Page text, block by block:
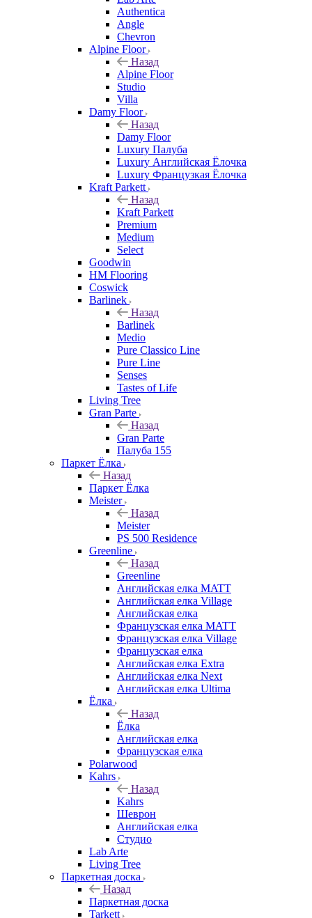
Authentica
Angle
Chevron
Alpine Floor
Назад
Alpine Floor
Studio
Villa
Damy Floor
Назад
Damy Floor
Luxury Палуба
Luxury Английская Ёлочка
Luxury Французкая Ёлочка
Kraft Parkett
Назад
Kraft Parkett
Premium
Medium
Select
Goodwin
HM Flooring
Coswick
Barlinek
Назад
Barlinek
Medio
Pure Classico Line
Pure Line
Senses
Tastes of Life
Living Tree
Gran Parte
Назад
Gran Parte
Палуба 155
Паркет Ёлка
Назад
Паркет Ёлка
Meister
Назад
Meister
PS 500 Residence
Greenline
Назад
Greenline
Английская елка MATT
Английская елка Village
Английская елка
Французская елка MATT
Французская елка Village
Французская елка
Английская елка Extra
Английская елка Next
Английская елка Ultima
Ёлка
Назад
Ёлка
Английская елка
Французская елка
Polarwood
Kahrs
Назад
Kahrs
Шеврон
Английская елка
Студио
Lab Arte
Living Tree
Паркетная доска
Назад
Паркетная доска
Tarkett